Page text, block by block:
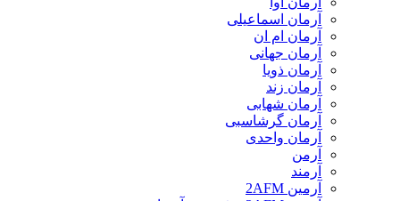
آرمان اسماعیلی
آرمان ام ان
آرمان جهانی
آرمان ذویا
آرمان زند
آرمان شهابی
آرمان گرشاسبی
آرمان واحدی
آرمن
آرمند
آرمین 2AFM